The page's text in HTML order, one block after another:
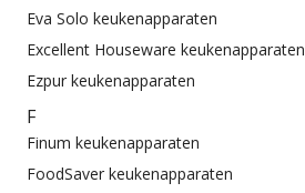
Eva Solo keukenapparaten
Excellent Houseware keukenapparaten
Ezpur keukenapparaten
F
Finum keukenapparaten
FoodSaver keukenapparaten